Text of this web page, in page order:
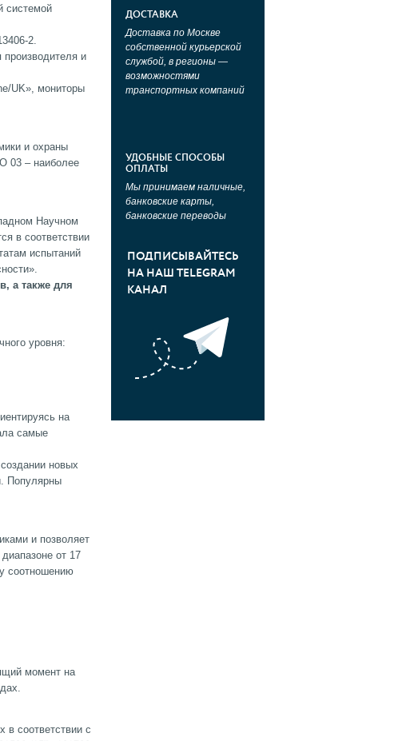
системой
2.
и
UK», мониторы
и охраны
03 – наиболее
Научном
в соответствии
испытаний
а также для
уровня:
на
самые
новых
Популярны
и позволяет
от 17
соотношению
момент на
в соответствии с
ДОСТАВКА
Доставка по Москве
собственной курьерской
службой, в регионы —
возможностями
транспортных компаний
УДОБНЫЕ СПОСОБЫ
ОПЛАТЫ
Мы принимаем наличные,
банковские карты,
банковские переводы
ПОДПИСЫВАЙТЕСЬ
НА НАШ TELEGRAM
КАНАЛ